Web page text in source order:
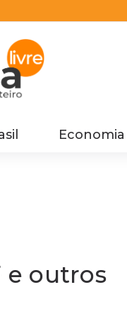
Economia
e outros